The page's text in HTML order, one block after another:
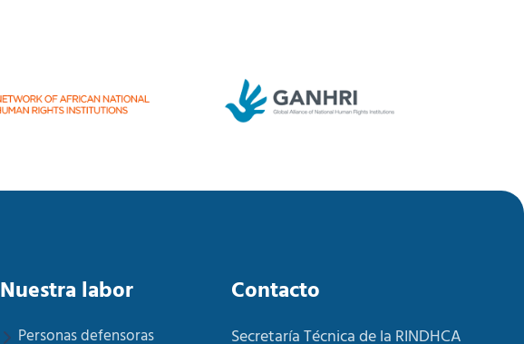
Nuestra labor
Personas defensoras
Contacto
Secretaría Técnica de la RINDHCA